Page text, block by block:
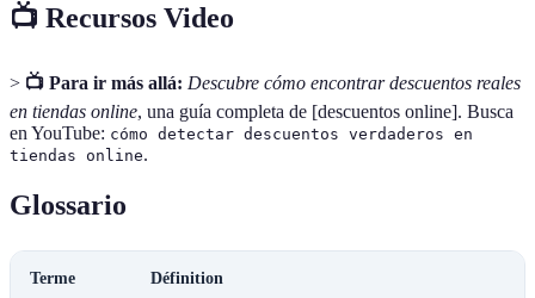
📺 Recursos Video
> 📺 Para ir más allá: Descubre cómo encontrar descuentos reales
en tiendas online, una guía completa de [descuentos online]. Busca
en YouTube: cómo detectar descuentos verdaderos en
tiendas online.
Glossario
Terme Définition